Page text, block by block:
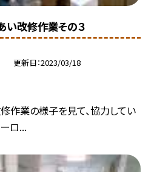
改修作業その３
更新日 2023/03/18
作業の様子を見て、協力してい
ロ...